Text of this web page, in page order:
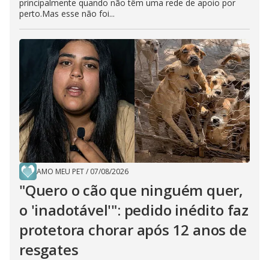
principalmente quando não têm uma rede de apoio por
perto.Mas esse não foi...
AMO MEU PET/ 07/08/2026
"Quero o cão que ninguém quer,
o 'inadotável'": pedido inédito faz
protetora chorar após 12 anos de
resgates